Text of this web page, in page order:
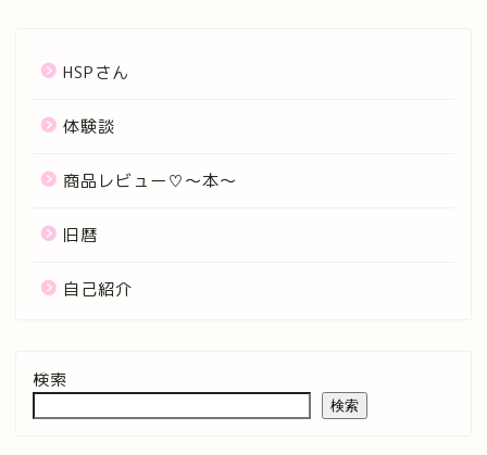
HSPさん
体験談
商品レビュー♡〜本〜
旧暦
自己紹介
検索
検索